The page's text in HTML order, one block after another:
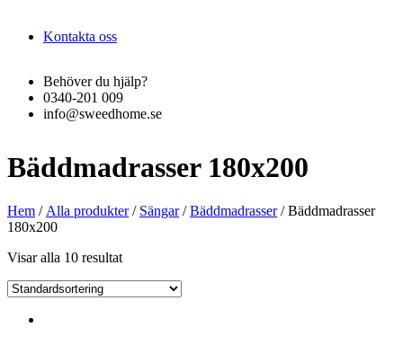
Kontakta oss
Behöver du hjälp?
0340-201 009
info@sweedhome.se
Bäddmadrasser 180x200
Hem /Alla produkter/ Sängar/Bäddmadrasser/ Bäddmadrasser
180x200
Visar alla 10 resultat